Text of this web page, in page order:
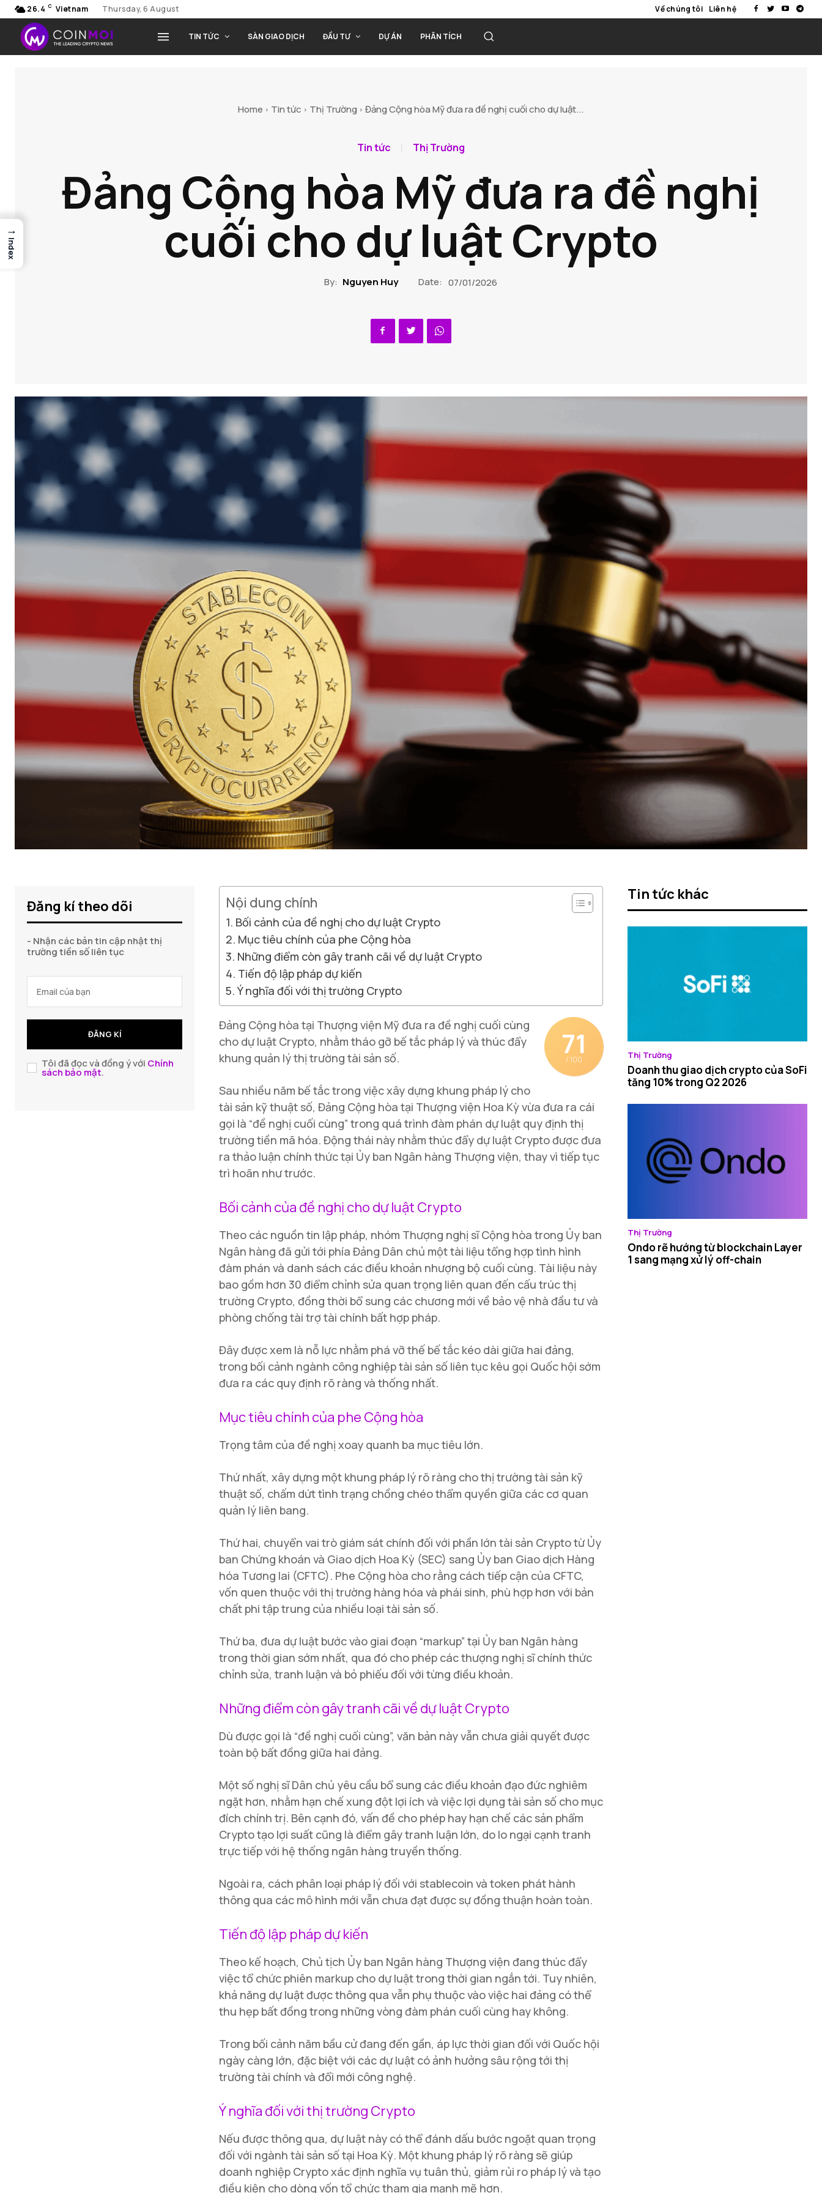
26.4 C Vietnam Thursday, 6 August Về chúng tôi Liên hệ
TIN TỨC SÀN GIAO DỊCH ĐẦU TƯ DỰ ÁN PHÂN TÍCH
Home Tin tức Thị Trường Đảng Cộng hòa Mỹ đưa ra đề nghị cuối cho dự luật...
Tin tức Thị Trường
Đảng Cộng hòa Mỹ đưa ra đề nghị
cuối cho dự luật Crypto
By: Nguyen Huy Date: 07/01/2026
Đăng kí theo dõi
- Nhận các bản tin cập nhật thị
trường tiền số liên tục
ĐĂNG KÍ
Tôi đã đọc và đồng ý với Chính
sách bảo mật.
Nội dung chính
Bối cảnh của đề nghị cho dự luật Crypto
Mục tiêu chính của phe Cộng hòa
Những điểm còn gây tranh cãi về dự luật Crypto
Tiến độ lập pháp dự kiến
Ý nghĩa đối với thị trường Crypto
71
/ 100
Đảng Cộng hòa tại Thượng viện Mỹ đưa ra đề nghị cuối cùng
cho dự luật Crypto, nhằm tháo gỡ bế tắc pháp lý và thúc đẩy
khung quản lý thị trường tài sản số.
Sau nhiều năm bế tắc trong việc xây dựng khung pháp lý cho
tài sản kỹ thuật số, Đảng Cộng hòa tại Thượng viện Hoa Kỳ vừa đưa ra cái
gọi là “đề nghị cuối cùng” trong quá trình đàm phán dự luật quy định thị
trường tiền mã hóa. Động thái này nhằm thúc đẩy dự luật Crypto được đưa
ra thảo luận chính thức tại Ủy ban Ngân hàng Thượng viện, thay vì tiếp tục
trì hoãn như trước.
Bối cảnh của đề nghị cho dự luật Crypto
Theo các nguồn tin lập pháp, nhóm Thượng nghị sĩ Cộng hòa trong Ủy ban
Ngân hàng đã gửi tới phía Đảng Dân chủ một tài liệu tổng hợp tình hình
đàm phán và danh sách các điều khoản nhượng bộ cuối cùng. Tài liệu này
bao gồm hơn 30 điểm chỉnh sửa quan trọng liên quan đến cấu trúc thị
trường Crypto, đồng thời bổ sung các chương mới về bảo vệ nhà đầu tư và
phòng chống tài trợ tài chính bất hợp pháp.
Đây được xem là nỗ lực nhằm phá vỡ thế bế tắc kéo dài giữa hai đảng,
trong bối cảnh ngành công nghiệp tài sản số liên tục kêu gọi Quốc hội sớm
đưa ra các quy định rõ ràng và thống nhất.
Mục tiêu chính của phe Cộng hòa
Trọng tâm của đề nghị xoay quanh ba mục tiêu lớn.
Thứ nhất, xây dựng một khung pháp lý rõ ràng cho thị trường tài sản kỹ
thuật số, chấm dứt tình trạng chồng chéo thẩm quyền giữa các cơ quan
quản lý liên bang.
Thứ hai, chuyển vai trò giám sát chính đối với phần lớn tài sản Crypto từ Ủy
ban Chứng khoán và Giao dịch Hoa Kỳ (SEC) sang Ủy ban Giao dịch Hàng
hóa Tương lai (CFTC). Phe Cộng hòa cho rằng cách tiếp cận của CFTC,
vốn quen thuộc với thị trường hàng hóa và phái sinh, phù hợp hơn với bản
chất phi tập trung của nhiều loại tài sản số.
Thứ ba, đưa dự luật bước vào giai đoạn “markup” tại Ủy ban Ngân hàng
trong thời gian sớm nhất, qua đó cho phép các thượng nghị sĩ chính thức
chỉnh sửa, tranh luận và bỏ phiếu đối với từng điều khoản.
Những điểm còn gây tranh cãi về dự luật Crypto
Dù được gọi là “đề nghị cuối cùng”, văn bản này vẫn chưa giải quyết được
toàn bộ bất đồng giữa hai đảng.
Một số nghị sĩ Dân chủ yêu cầu bổ sung các điều khoản đạo đức nghiêm
ngặt hơn, nhằm hạn chế xung đột lợi ích và việc lợi dụng tài sản số cho mục
đích chính trị. Bên cạnh đó, vấn đề cho phép hay hạn chế các sản phẩm
Crypto tạo lợi suất cũng là điểm gây tranh luận lớn, do lo ngại cạnh tranh
trực tiếp với hệ thống ngân hàng truyền thống.
Ngoài ra, cách phân loại pháp lý đối với stablecoin và token phát hành
thông qua các mô hình mới vẫn chưa đạt được sự đồng thuận hoàn toàn.
Tiến độ lập pháp dự kiến
Theo kế hoạch, Chủ tịch Ủy ban Ngân hàng Thượng viện đang thúc đẩy
việc tổ chức phiên markup cho dự luật trong thời gian ngắn tới. Tuy nhiên,
khả năng dự luật được thông qua vẫn phụ thuộc vào việc hai đảng có thể
thu hẹp bất đồng trong những vòng đàm phán cuối cùng hay không.
Trong bối cảnh năm bầu cử đang đến gần, áp lực thời gian đối với Quốc hội
ngày càng lớn, đặc biệt với các dự luật có ảnh hưởng sâu rộng tới thị
trường tài chính và đổi mới công nghệ.
Ý nghĩa đối với thị trường Crypto
Nếu được thông qua, dự luật này có thể đánh dấu bước ngoặt quan trọng
đối với ngành tài sản số tại Hoa Kỳ. Một khung pháp lý rõ ràng sẽ giúp
doanh nghiệp Crypto xác định nghĩa vụ tuân thủ, giảm rủi ro pháp lý và tạo
điều kiện cho dòng vốn tổ chức tham gia mạnh mẽ hơn.
Tin tức khác
Thị Trường
Doanh thu giao dịch crypto của SoFi
tăng 10% trong Q2 2026
Thị Trường
Ondo rẽ hướng từ blockchain Layer
1 sang mạng xử lý off-chain
→
Index